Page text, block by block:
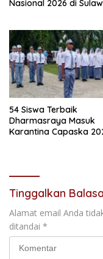
Nasional 2026 di
54 Siswa Terbaik
Dharmasraya Masuk
Karantina Capaska
Tinggalkan
Alamat email Anda
ditandai *